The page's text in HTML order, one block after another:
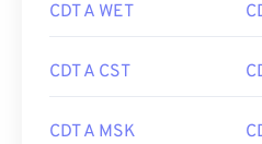
CDT A WET
CDT A CST
CDT A MSK